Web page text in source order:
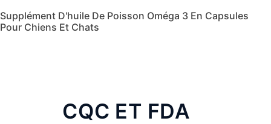
Supplément D'huile De Poisson Oméga 3 En Capsules
Pour Chiens Et Chats
CQC ET FDA